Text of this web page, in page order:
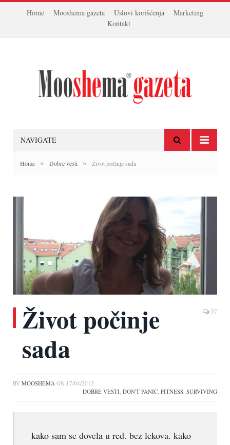
Home Mooshema gazeta Uslovi korišćenja
Marketing
Kontakt
NAVIGATE
Home » Dobre vesti » Život počinje sada
Život počinje
sada
57
BY MOOSHEMA ON 17/04/2012
DOBRE VESTI DON'T PANIC FITNESS SURVIVING
kako sam se dovela u red. bez lekova. kako